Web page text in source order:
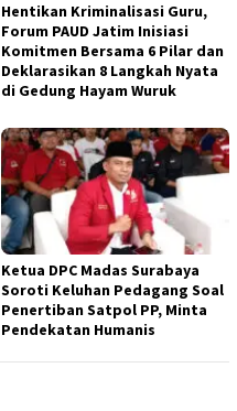
Hentikan Kriminalisasi Guru,
Forum PAUD Jatim Inisiasi
Komitmen Bersama 6 Pilar dan
Deklarasikan 8 Langkah Nyata
di Gedung Hayam Wuruk
Ketua DPC Madas Surabaya
Soroti Keluhan Pedagang Soal
Penertiban Satpol PP, Minta
Pendekatan Humanis